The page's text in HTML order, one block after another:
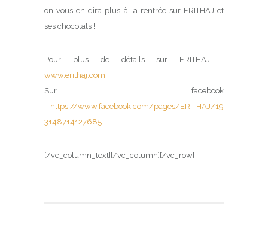
on vous en dira plus à la rentrée sur ERITHAJ et
ses chocolats !
Pour plus de détails sur ERITHAJ :
www.erithaj.com
Sur facebook
:
https://www.facebook.com/pages/ERITHAJ/19
3148714127685
[/vc_column_text][/vc_column][/vc_row]